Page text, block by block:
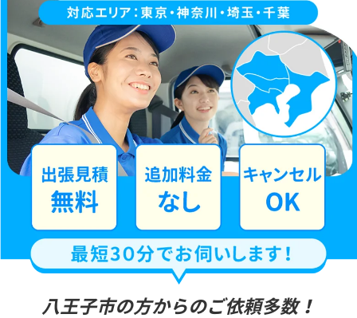
八王子市の方からのご依頼多数！